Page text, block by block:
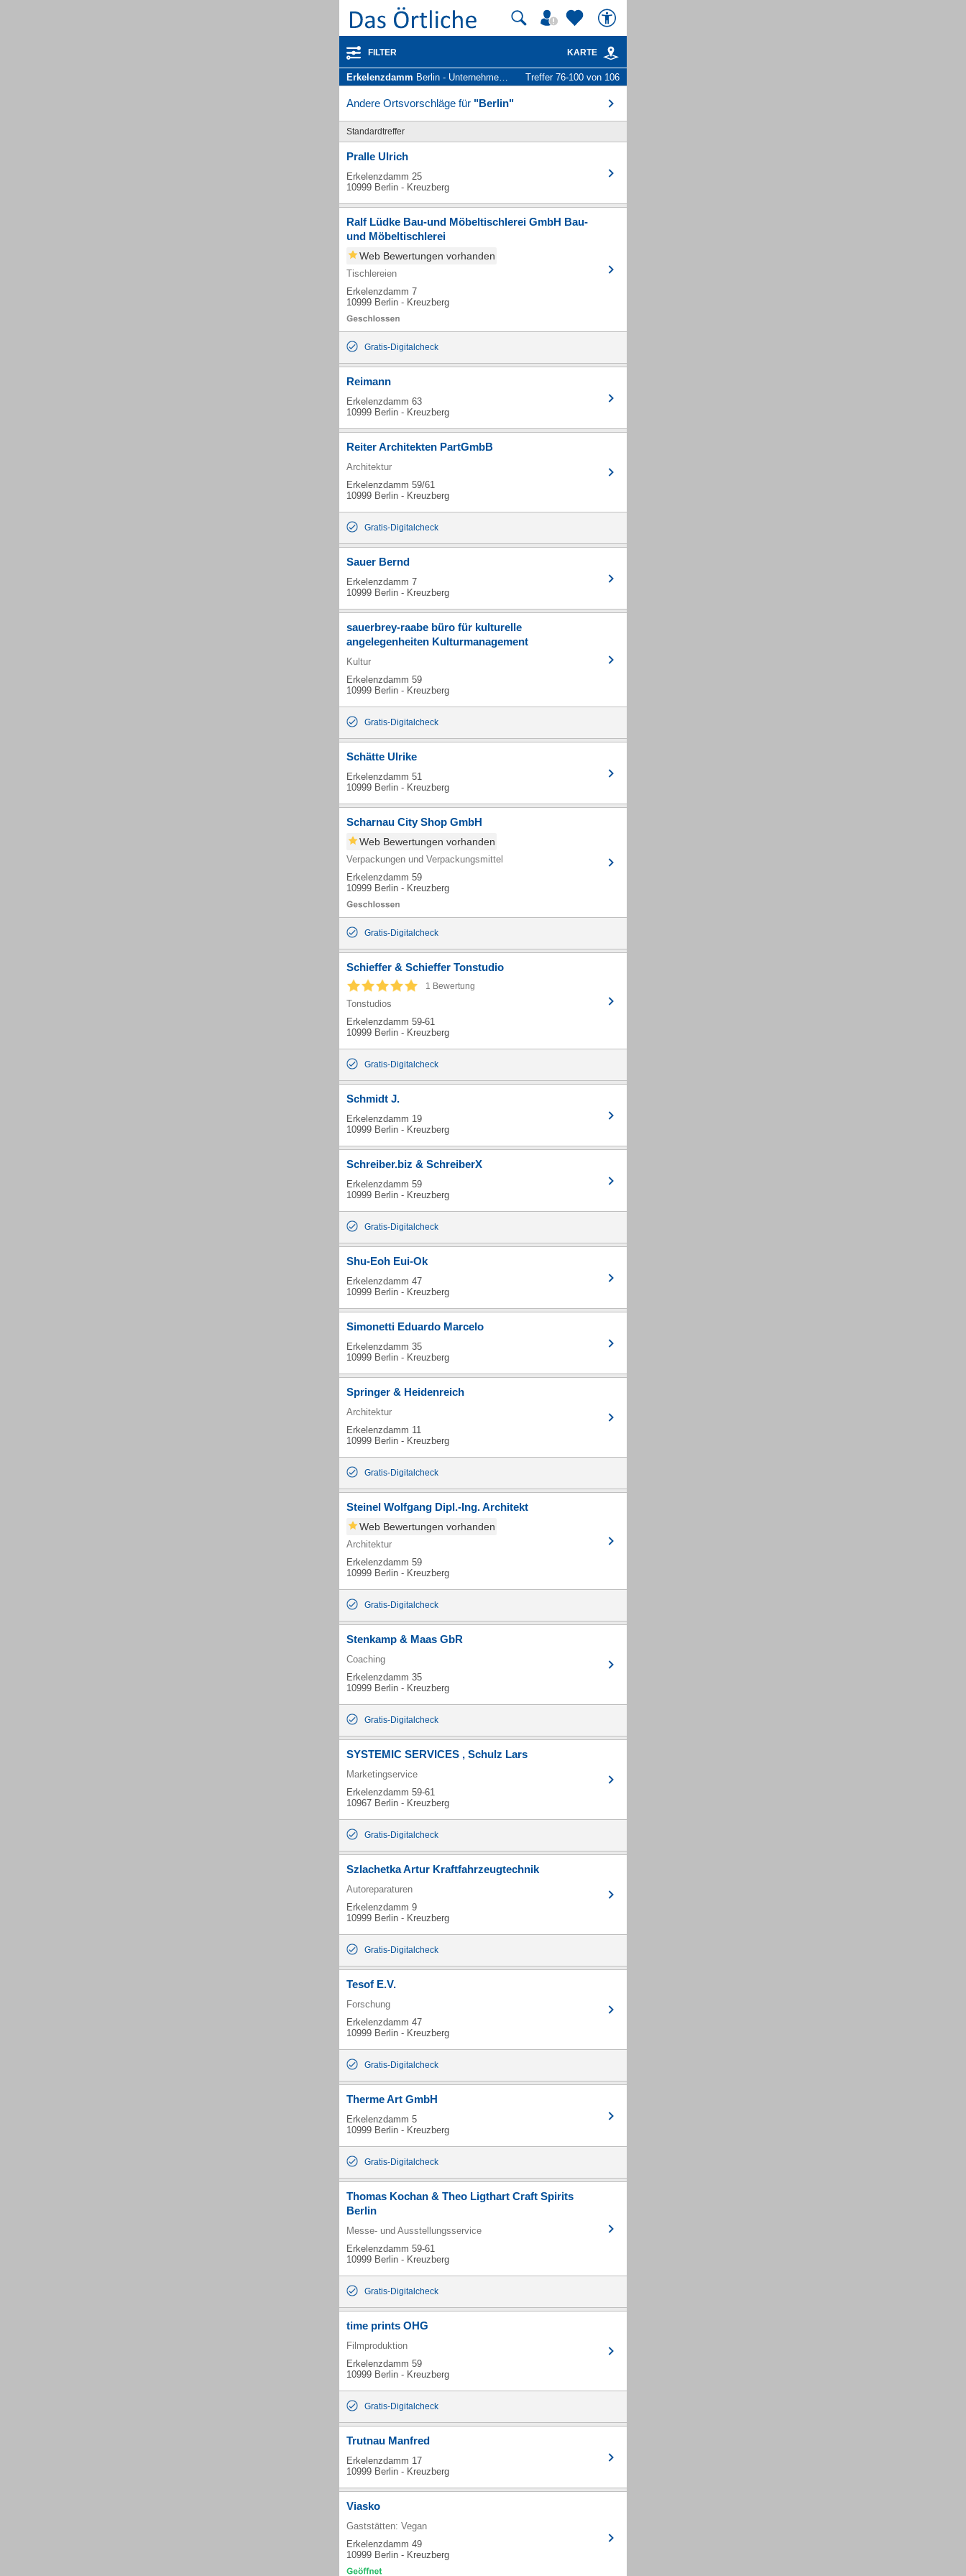
FILTER KARTE
Erkelenzdamm Berlin - Unternehmen und Personen Treffer 76-100 von 106
Andere Ortsvorschläge für "Berlin"
Standardtreffer
Pralle Ulrich
Erkelenzdamm 25
10999 Berlin - Kreuzberg
Ralf Lüdke Bau-und Möbeltischlerei GmbH Bau-
und Möbeltischlerei
Web Bewertungen vorhanden
Tischlereien
Erkelenzdamm 7
10999 Berlin - Kreuzberg
Gratis-Digitalcheck
Reimann
Erkelenzdamm 63
10999 Berlin - Kreuzberg
Reiter Architekten PartGmbB
Architektur
Erkelenzdamm 59/61
10999 Berlin - Kreuzberg
Gratis-Digitalcheck
Sauer Bernd
Erkelenzdamm 7
10999 Berlin - Kreuzberg
sauerbrey-raabe büro für kulturelle
angelegenheiten Kulturmanagement
Kultur
Erkelenzdamm 59
10999 Berlin - Kreuzberg
Gratis-Digitalcheck
Schätte Ulrike
Erkelenzdamm 51
10999 Berlin - Kreuzberg
Scharnau City Shop GmbH
Web Bewertungen vorhanden
Verpackungen und Verpackungsmittel
Erkelenzdamm 59
10999 Berlin - Kreuzberg
Gratis-Digitalcheck
Schieffer & Schieffer Tonstudio
1 Bewertung
Tonstudios
Erkelenzdamm 59-61
10999 Berlin - Kreuzberg
Gratis-Digitalcheck
Schmidt J.
Erkelenzdamm 19
10999 Berlin - Kreuzberg
Schreiber.biz & SchreiberX
Erkelenzdamm 59
10999 Berlin - Kreuzberg
Gratis-Digitalcheck
Shu-Eoh Eui-Ok
Erkelenzdamm 47
10999 Berlin - Kreuzberg
Simonetti Eduardo Marcelo
Erkelenzdamm 35
10999 Berlin - Kreuzberg
Springer & Heidenreich
Architektur
Erkelenzdamm 11
10999 Berlin - Kreuzberg
Gratis-Digitalcheck
Steinel Wolfgang Dipl.-Ing. Architekt
Web Bewertungen vorhanden
Architektur
Erkelenzdamm 59
10999 Berlin - Kreuzberg
Gratis-Digitalcheck
Stenkamp & Maas GbR
Coaching
Erkelenzdamm 35
10999 Berlin - Kreuzberg
Gratis-Digitalcheck
SYSTEMIC SERVICES , Schulz Lars
Marketingservice
Erkelenzdamm 59-61
10967 Berlin - Kreuzberg
Gratis-Digitalcheck
Szlachetka Artur Kraftfahrzeugtechnik
Autoreparaturen
Erkelenzdamm 9
10999 Berlin - Kreuzberg
Gratis-Digitalcheck
Tesof E.V.
Forschung
Erkelenzdamm 47
10999 Berlin - Kreuzberg
Gratis-Digitalcheck
Therme Art GmbH
Erkelenzdamm 5
10999 Berlin - Kreuzberg
Gratis-Digitalcheck
Thomas Kochan & Theo Ligthart Craft Spirits
Berlin
Messe- und Ausstellungsservice
Erkelenzdamm 59-61
10999 Berlin - Kreuzberg
Gratis-Digitalcheck
time prints OHG
Filmproduktion
Erkelenzdamm 59
10999 Berlin - Kreuzberg
Gratis-Digitalcheck
Trutnau Manfred
Erkelenzdamm 17
10999 Berlin - Kreuzberg
Viasko
Gaststätten: Vegan
Erkelenzdamm 49
10999 Berlin - Kreuzberg